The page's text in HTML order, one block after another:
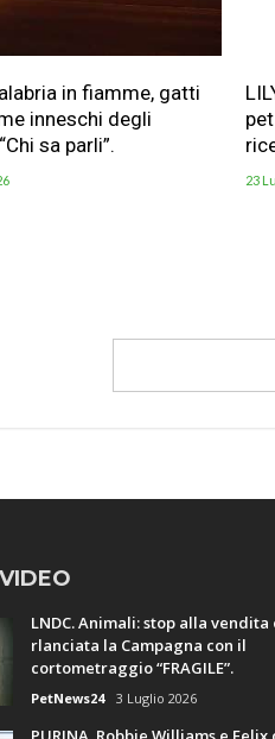
in fiamme, gatti
inneschi degli
sa parli”.
23
LNDC. Animali: stop alla vendita
rlanciata la Campagna con il
cortometraggio “FRAGILE”.
PetNews24 3 Luglio 2026